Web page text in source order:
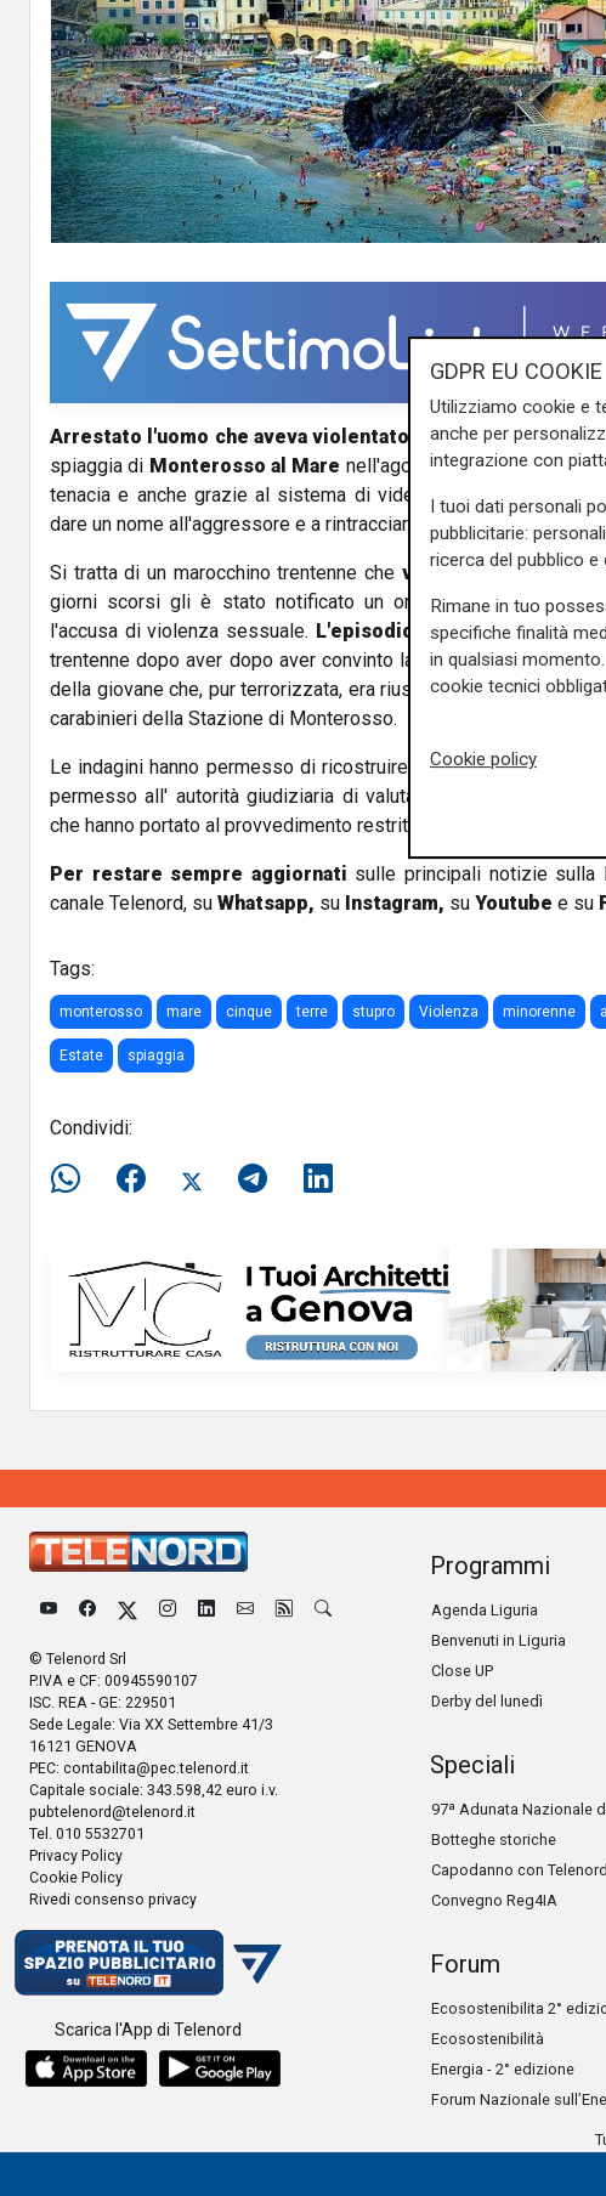
Arrestato l'uomo che aveva violentato una ragazzanon
spiaggia di Monterosso al Mare nell'agosto scorso. I
tenacia e anche grazie al sistema di videosorveglianza del
dare un nome all'aggressore e a rintracciarlo.
Si tratta di un marocchino trentenne che vive e lavora in
giorni scorsi gli è stato notificato un ordine di custodia
l'accusa di violenza sessuale. L'episodio era avvenuto la
trentenne dopo aver dopo aver convinto la ragazza a seguirlo
della giovane che, pur terrorizzata, era riuscita a scappare e a
carabinieri della Stazione di Monterosso.
Le indagini hanno permesso di ricostruire minuziosamente gli
permesso all' autorità giudiziaria di valutare gli elementi
che hanno portato al provvedimento restrittivo.
Per restare sempre aggiornati sulle principali notizie sulla
canale Telenord, su Whatsapp, su Instagram, su Youtube e su
Tags:
monterosso mare cinque terre stupro Violenza minorenne
Estate spiaggia
Condividi:
© Telenord Srl
P.IVA e CF: 00945590107
ISC. REA - GE: 229501
Sede Legale: Via XX Settembre 41/3
16121 GENOVA
PEC: contabilita@pec.telenord.it
Capitale sociale: 343.598,42 euro i.v.
pubtelenord@telenord.it
Tel. 010 5532701
Privacy Policy
Cookie Policy
Rivedi consenso privacy
Scarica l'App di Telenord
Programmi
Agenda Liguria
Benvenuti in Liguria
Close UP
Derby del lunedì
Speciali
97ª Adunata Nazionale
Botteghe storiche
Capodanno con Telenord
Convegno Reg4IA
Forum
Ecosostenibilita 2°
Ecosostenibilità
Energia - 2° edizione
Forum Nazionale
GDPR EU COOKIE
Utilizziamo cookie e
anche per
integrazione con
I tuoi dati personali
pubblicitarie:
ricerca del pubblico
Rimane in tuo
specifiche finalità
in qualsiasi
cookie tecnici
Cookie policy